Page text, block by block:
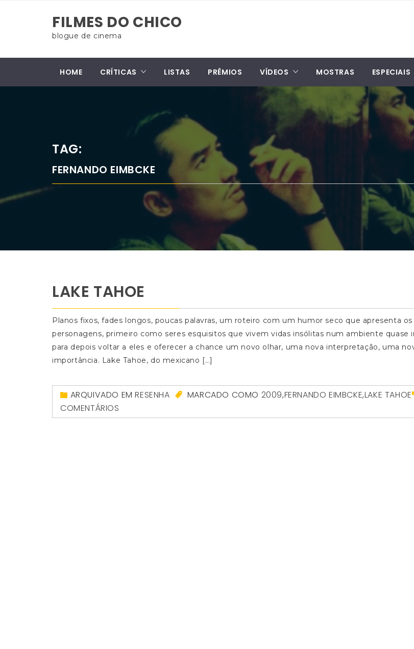
FILMES DO CHICO
blogue de cinema
HOME CRÍTICAS LISTAS PRÊMIOS VÍDEOS MOSTRAS ESPECIAIS
TAG:
FERNANDO EIMBCKE
LAKE TAHOE
Planos fixos, fades longos, poucas palavras, um roteiro com um humor seco que apresenta os
personagens, primeiro como seres esquisitos que vivem vidas insólitas num ambiente quase
para depois voltar a eles e oferecer a chance um novo olhar, uma nova interpretação, uma
importância. Lake Tahoe, do mexicano […]
ARQUIVADO EMRESENHA MARCADO COMO 2009,FERNANDO EIMBCKE,LAKE TAHOE
COMENTÁRIOS